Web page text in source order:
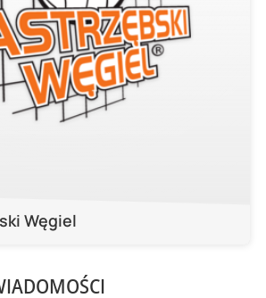
Węgiel